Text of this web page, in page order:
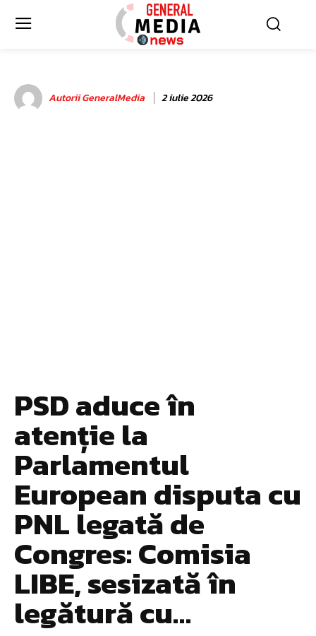
Autorii GeneralMedia 2 iulie 2026
PSD aduce în
atenție la
Parlamentul
European disputa cu
PNL legată de
Congres: Comisia
LIBE, sesizată în
legătură cu…